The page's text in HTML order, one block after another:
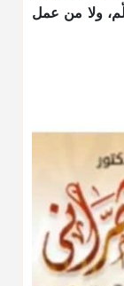
ولا من عمل